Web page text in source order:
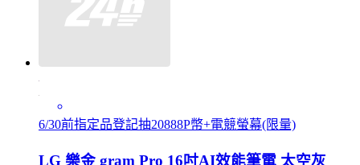
6/30前指定品登記抽20888P幣+電競螢幕(限量)
LG 樂金 gram Pro 16吋AI效能筆電 太空灰